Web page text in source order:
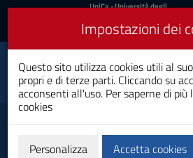
Vai
al
UniCa
Accedi
UniCa- Università degli
Accedi UniCA
Toggle
navigation
Dipartimento di Scienze
chimiche e geologiche
Persone
Impostazioni dei
Questo sito utilizza cookies utili al
propri e di terze parti. Cliccando su
acconsenti all'uso. Per saperne di più
cookies
Personalizza Accetta cookies